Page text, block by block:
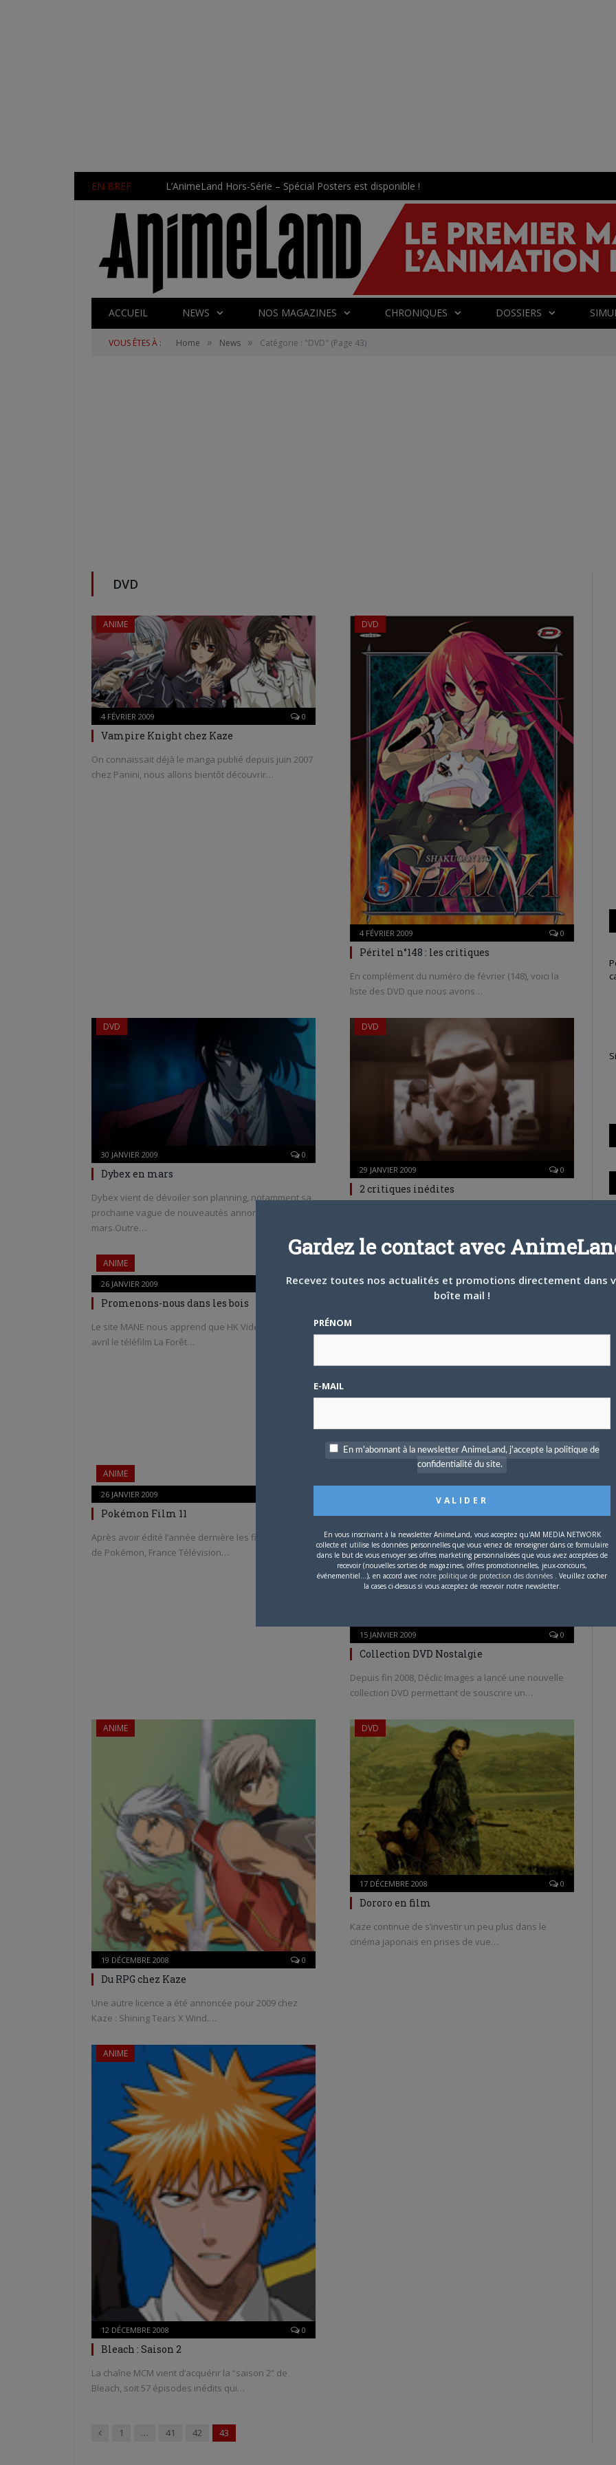
EN BREF L’AnimeLand Hors-Série – Spécial Posters est disponible !
ACCUEIL NEWS NOS MAGAZINES CHRONIQUES DOSSIERS
VOUS ÊTES À : Home » News » Catégorie : "DVD" (Page 43)
DVD
ANIME
4 FÉVRIER 2009 0
Vampire Knight chez Kaze
On connaissait déjà le manga publié depuis juin 2007
chez Panini, nous allons bientôt découvrir…
DVD
4 FÉVRIER 2009 0
Péritel n°148 : les critiques
En complément du numéro de février (148), voici la
liste des DVD que nous avons…
DVD
30 JANVIER 2009 0
Dybex en mars
Dybex vient de dévoiler son planning, notamment sa
prochaine vague de nouveautés annoncées fin
mars.Outre…
DVD
29 JANVIER 2009 0
2 critiques inédites
ANIME
26 JANVIER 2009 0
Promenons-nous dans les bois
Le site MANE nous apprend que HK Vidéo sortira en
avril le téléfilm La Forêt…
School Days chez We
ANIME
26 JANVIER 2009
Pokémon Film 11
Après avoir édité l’année dernière les films 8, 9 et 10
de Pokémon, France Télévision…
15 JANVIER 2009 0
Collection DVD Nostalgie
Depuis fin 2008, Déclic Images a lancé une nouvelle
collection DVD permettant de souscrire un…
ANIME
19 DÉCEMBRE 2008 0
Du RPG chez Kaze
Une autre licence a été annoncée pour 2009 chez
Kaze : Shining Tears X Wind.…
DVD
17 DÉCEMBRE 2008 0
Dororo en film
Kaze continue de s’investir un peu plus dans le
cinéma japonais en prises de vue…
ANIME
12 DÉCEMBRE 2008 0
Bleach : Saison 2
La chaîne MCM vient d’acquérir la “saison 2” de
Bleach, soit 57 épisodes inédits qui…
Précédent
1 … 41 42 43
Gardez le contact avec
Recevez toutes nos actualités et promotions directement dans
boîte mail !
PRÉNOM
E-MAIL
En m'abonnant à la newsletter AnimeLand, j'accepte la politique de
confidentialité du site.
En vous inscrivant à la newsletter AnimeLand, vous acceptez qu'AM MEDIA NETWORK
collecte et utilise les données personnelles que vous venez de renseigner dans ce formulaire
dans le but de vous envoyer ses offres marketing personnalisées que vous avez acceptées de
recevoir (nouvelles sorties de magazines, offres promotionnelles, jeux-concours,
événementiel...), en accord avec notre politique de protection des données . Veuillez cocher
la cases ci-dessus si vous acceptez de recevoir notre newsletter.